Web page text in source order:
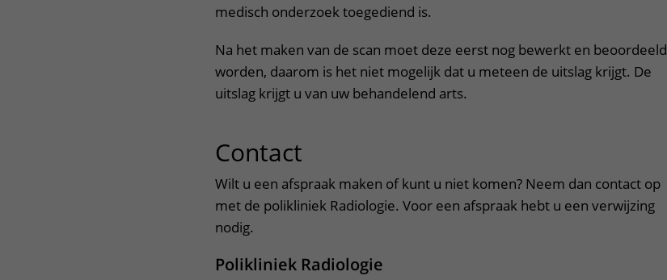
medisch onderzoek toegediend is.
Na het maken van de scan moet deze eerst nog bewerkt en beoordeeld
worden, daarom is het niet mogelijk dat u meteen de uitslag krijgt. De
uitslag krijgt u van uw behandelend arts.
Contact
Wilt u een afspraak maken of kunt u niet komen? Neem dan contact op
met de polikliniek Radiologie. Voor een afspraak hebt u een verwijzing
nodig.
Polikliniek Radiologie